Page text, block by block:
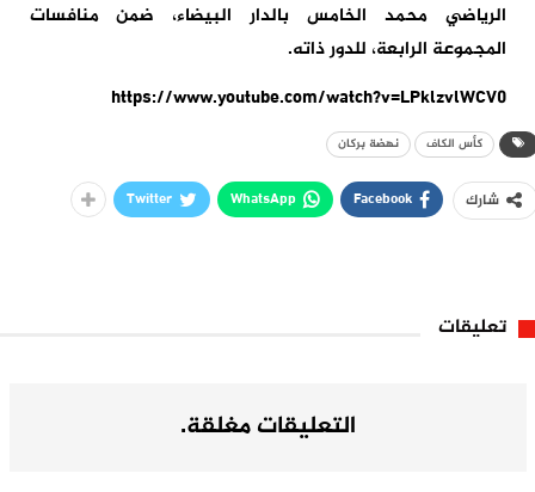
الرياضي محمد الخامس بالدار البيضاء، ضمن منافسات
المجموعة الرابعة، للدور ذاته.
https://www.youtube.com/watch?v=LPklzvlWCV0
كأس الكاف نهضة بركان
شارك Facebook
WhatsApp
Twitter
تعليقات
التعليقات مغلقة.